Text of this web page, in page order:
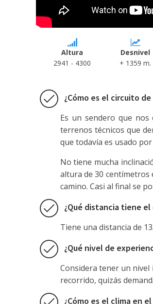
Altura
2941 - 4300
Desnivel
+ 1359 m.
¿Cómo es el circuito
Es un sendero que nos
terrenos técnicos que
que todavía es usado
No tiene mucha
altura de 30 centímetros
camino. Casi al final se
¿Qué distancia tiene
Tiene una distancia de
¿Qué nivel de
Considera tener un nivel
recorrido, quizás
¿Cómo es el clima en